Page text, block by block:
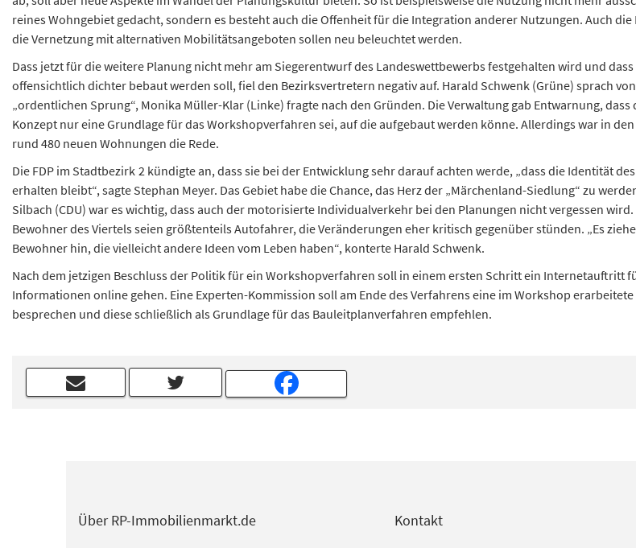
reines Wohngebiet gedacht, sondern es besteht auch die Offenheit für die Integration anderer Nutzungen. Auch die
die Vernetzung mit alternativen Mobilitätsangeboten sollen neu beleuchtet werden.
Dass jetzt für die weitere Planung nicht mehr am Siegerentwurf des Landeswettbewerbs festgehalten wird und dass
offensichtlich dichter bebaut werden soll, fiel den Bezirksvertretern negativ auf. Harald Schwenk (Grüne) sprach
„ordentlichen Sprung“, Monika Müller-Klar (Linke) fragte nach den Gründen. Die Verwaltung gab Entwarnung, dass
Konzept nur eine Grundlage für das Workshopverfahren sei, auf die aufgebaut werden könne. Allerdings war in
rund 480 neuen Wohnungen die Rede.
Die FDP im Stadtbezirk 2 kündigte an, dass sie bei der Entwicklung sehr darauf achten werde, „dass die Identität
erhalten bleibt“, sagte Stephan Meyer. Das Gebiet habe die Chance, das Herz der „Märchenland-Siedlung“ zu
Silbach (CDU) war es wichtig, dass auch der motorisierte Individualverkehr bei den Planungen nicht vergessen wird.
Bewohner des Viertels seien größtenteils Autofahrer, die Veränderungen eher kritisch gegenüber stünden. „Es
Bewohner hin, die vielleicht andere Ideen vom Leben haben“, konterte Harald Schwenk.
Nach dem jetzigen Beschluss der Politik für ein Workshopverfahren soll in einem ersten Schritt ein Internetauftritt
Informationen online gehen. Eine Experten-Kommission soll am Ende des Verfahrens eine im Workshop
besprechen und diese schließlich als Grundlage für das Bauleitplanverfahren empfehlen.
Über RP-Immobilienmarkt.de Kontakt